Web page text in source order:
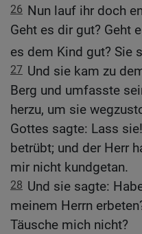
26 Nun lauf ihr doch
Geht es dir gut? Geht
es dem Kind gut? Sie
27 Und sie kam zu
Berg und umfasste
herzu, um sie
Gottes sagte: Lass
betrübt; und der Herr
mir nicht kundgetan.
28 Und sie sagte:
meinem Herrn
Täusche mich nicht?